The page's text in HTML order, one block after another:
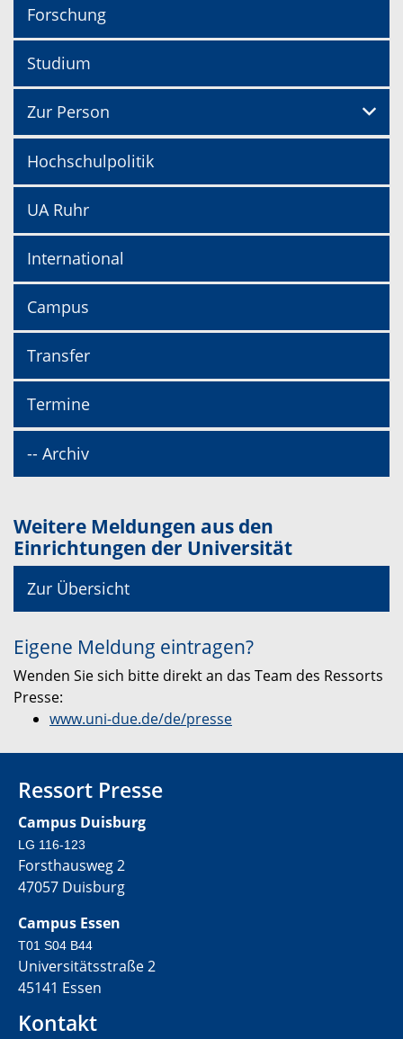
Forschung
Studium
Zur Person
Hochschulpolitik
UA Ruhr
International
Campus
Transfer
Termine
-- Archiv
Weitere Meldungen aus den
Einrichtungen der Universität
Zur Übersicht
Eigene Meldung eintragen?
Wenden Sie sich bitte direkt an das Team des Ressorts
Presse:
www.uni-due.de/de/presse
Ressort Presse
Campus Duisburg
LG 116-123
Forsthausweg 2
47057 Duisburg
Campus Essen
T01 S04 B44
Universitätsstraße 2
45141 Essen
Kontakt